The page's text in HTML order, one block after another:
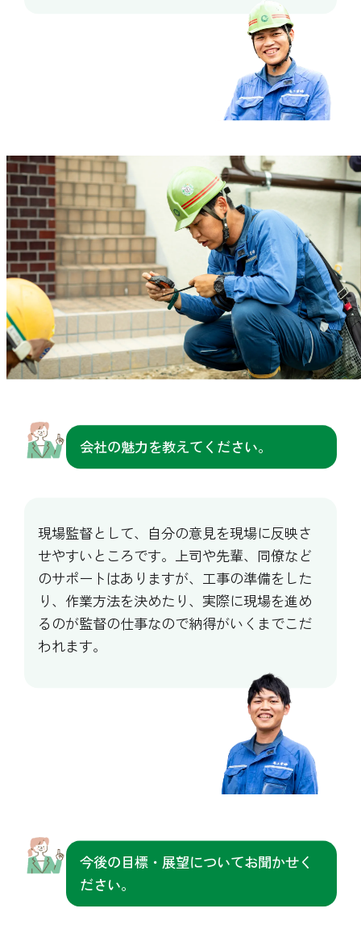
会社の魅力を教えてください。
現場監督として、自分の意見を現場に反映さ
せやすいところです。上司や先輩、同僚など
のサポートはありますが、工事の準備をした
り、作業方法を決めたり、実際に現場を進め
るのが監督の仕事なので納得がいくまでこだ
われます。
今後の目標・展望についてお聞かせく
ださい。